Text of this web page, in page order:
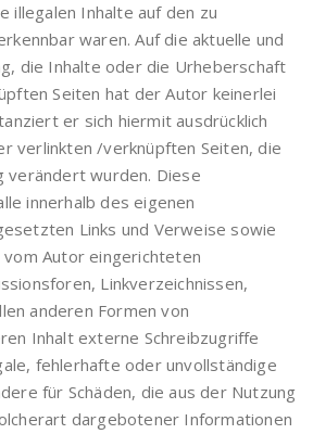
illegalen Inhalte auf den zu
waren. Auf die aktuelle und
die Inhalte oder die Urheberschaft
Seiten hat der Autor keinerlei
er sich hiermit ausdrücklich
verlinkten /verknüpften Seiten, die
verändert wurden. Diese
innerhalb des eigenen
Links und Verweise sowie
Autor eingerichteten
Linkverzeichnissen,
anderen Formen von
Inhalt externe Schreibzugriffe
fehlerhafte oder unvollständige
für Schäden, die aus der Nutzung
dargebotener Informationen